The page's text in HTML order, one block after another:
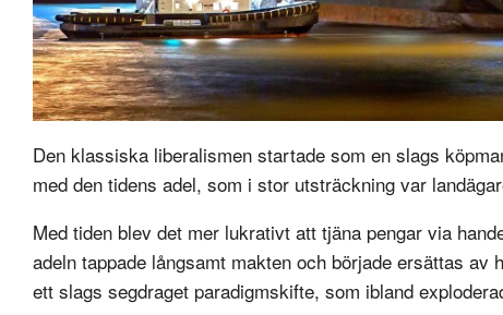
Den klassiska liberalismen startade som en slags
med den tidens adel, som i stor utsträckning var
Med tiden blev det mer lukrativt att tjäna pengar via
adeln tappade långsamt makten och började ersättas
ett slags segdraget paradigmskifte, som ibland